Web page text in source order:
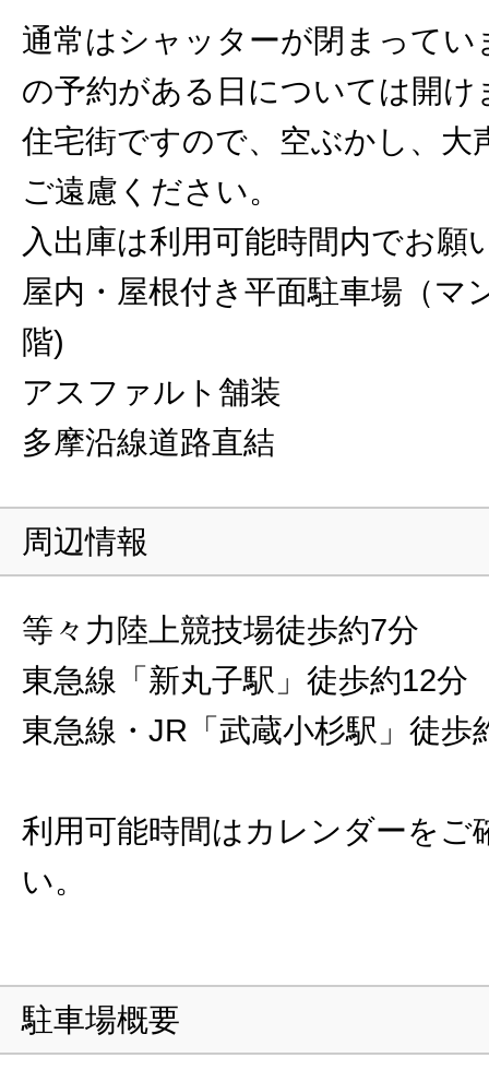
通常はシャッターが閉まってい
の予約がある日については開け
住宅街ですので、空ぶかし、大
ご遠慮ください。
入出庫は利用可能時間内でお願
屋内・屋根付き平面駐車場（マ
階)
アスファルト舗装
多摩沿線道路直結
周辺情報
等々力陸上競技場徒歩約7分
東急線「新丸子駅」徒歩約12分
東急線・JR「武蔵小杉駅」徒歩
利用可能時間はカレンダーをご
い。
駐車場概要